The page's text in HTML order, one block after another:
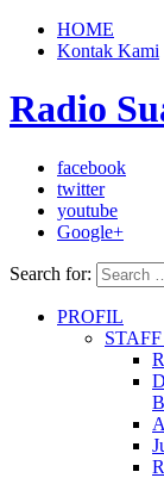
HOME
Kontak Kami
Radio
facebook
twitter
youtube
Google+
Search for:
PROFIL